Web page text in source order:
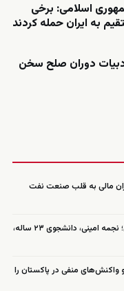
اسلامی: برخی
به ایران حمله کردند
دوران صلح سخن
مالی به قلب صنعت نفت
اتهام «محاربه» برای چند استوری اینستاگرامی؛ نجمه امینی، دانشجوی ۲۳ ساله،
واکنش‌های منفی در پاکستان را